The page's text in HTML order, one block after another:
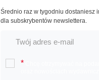
Średnio raz w tygodniu dostaniesz
dla subskrybentów newslettera.
*